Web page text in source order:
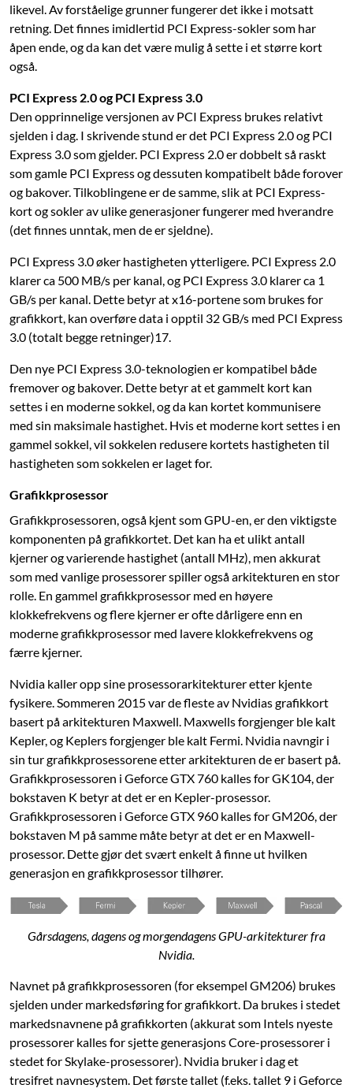
likevel. Av forståelige grunner fungerer det ikke i motsatt
retning. Det finnes imidlertid PCI Express-sokler som har
åpen ende, og da kan det være mulig å sette i et større kort
også.
PCI Express 2.0 og PCI Express 3.0
Den opprinnelige versjonen av PCI Express brukes relativt
sjelden i dag. I skrivende stund er det PCI Express 2.0 og PCI
Express 3.0 som gjelder. PCI Express 2.0 er dobbelt så raskt
som gamle PCI Express og dessuten kompatibelt både forover
og bakover. Tilkoblingene er de samme, slik at PCI Express-
kort og sokler av ulike generasjoner fungerer med hverandre
(det finnes unntak, men de er sjeldne).
PCI Express 3.0 øker hastigheten ytterligere. PCI Express 2.0
klarer ca 500 MB/s per kanal, og PCI Express 3.0 klarer ca 1
GB/s per kanal. Dette betyr at x16-portene som brukes for
grafikkort, kan overføre data i opptil 32 GB/s med PCI Express
3.0 (totalt begge retninger)17.
Den nye PCI Express 3.0-teknologien er kompatibel både
fremover og bakover. Dette betyr at et gammelt kort kan
settes i en moderne sokkel, og da kan kortet kommunisere
med sin maksimale hastighet. Hvis et moderne kort settes i en
gammel sokkel, vil sokkelen redusere kortets hastigheten til
hastigheten som sokkelen er laget for.
Grafikkprosessor
Grafikkprosessoren, også kjent som GPU-en, er den viktigste
komponenten på grafikkortet. Det kan ha et ulikt antall
kjerner og varierende hastighet (antall MHz), men akkurat
som med vanlige prosessorer spiller også arkitekturen en stor
rolle. En gammel grafikkprosessor med en høyere
klokkefrekvens og flere kjerner er ofte dårligere enn en
moderne grafikkprosessor med lavere klokkefrekvens og
færre kjerner.
Nvidia kaller opp sine prosessorarkitekturer etter kjente
fysikere. Sommeren 2015 var de fleste av Nvidias grafikkort
basert på arkitekturen Maxwell. Maxwells forgjenger ble kalt
Kepler, og Keplers forgjenger ble kalt Fermi. Nvidia navngir i
sin tur grafikkprosessorene etter arkitekturen de er basert på.
Grafikkprosessoren i Geforce GTX 760 kalles for GK104, der
bokstaven K betyr at det er en Kepler-prosessor.
Grafikkprosessoren i Geforce GTX 960 kalles for GM206, der
bokstaven M på samme måte betyr at det er en Maxwell-
prosessor. Dette gjør det svært enkelt å finne ut hvilken
generasjon en grafikkprosessor tilhører.
Gårsdagens, dagens og morgendagens GPU-arkitekturer fra
Nvidia.
Navnet på grafikkprosessoren (for eksempel GM206) brukes
sjelden under markedsføring for grafikkort. Da brukes i stedet
markedsnavnene på grafikkorten (akkurat som Intels nyeste
prosessorer kalles for sjette generasjons Core-prosessorer i
stedet for Skylake-prosessorer). Nvidia bruker i dag et
tresifret navnesystem. Det første tallet (f.eks. tallet 9 i Geforce